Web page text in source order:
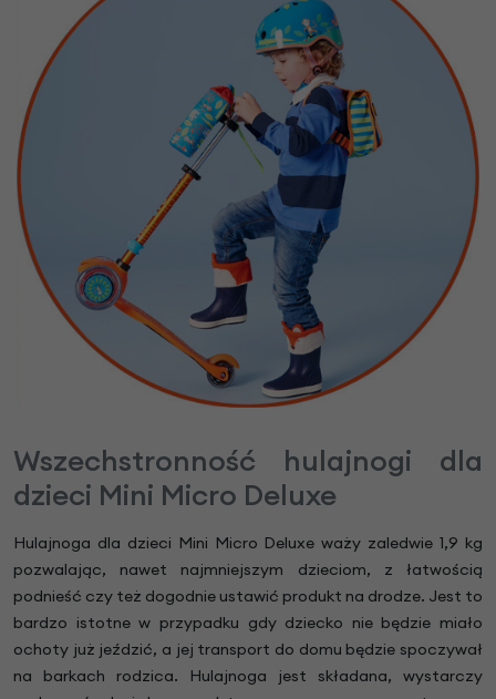
Wszechstronność hulajnogi dla
dzieci Mini Micro Deluxe
Hulajnoga dla dzieci Mini Micro Deluxe waży zaledwie 1,9 kg
pozwalając, nawet najmniejszym dzieciom, z łatwością
podnieść czy też dogodnie ustawić produkt na drodze. Jest to
bardzo istotne w przypadku gdy dziecko nie będzie miało
ochoty już jeździć, a jej transport do domu będzie spoczywał
na barkach rodzica. Hulajnoga jest składana, wystarczy